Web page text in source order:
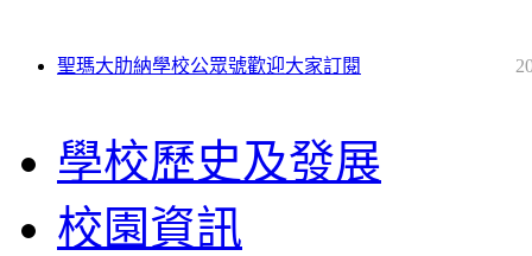
聖瑪大肋納學校公眾號歡迎大家訂閱
學校歷史及發展
校園資訊